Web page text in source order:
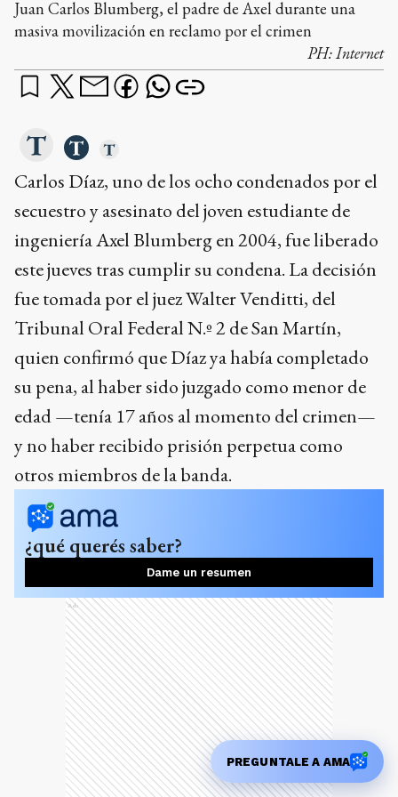
Carlos Díaz, uno de los ocho condenados por el
ingeniería Axel Blumberg en 2004, fue liberado
este jueves tras cumplir su condena. La decisión
fue tomada por el juez Walter Venditti, del
Tribunal Oral Federal N.º 2 de San Martín,
quien confirmó que Díaz ya había completado
su pena, al haber sido juzgado como menor de
edad —tenía 17 años al momento del crimen—
y no haber recibido prisión perpetua como
otros miembros de la banda.
¿qué querés saber?
Dame un resumen
Ads
El fallo del magistrado aclara que la liberación
se hará efectiva “siempre que no exista medida
PREGUNTALE A AMA